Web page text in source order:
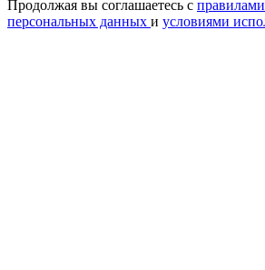
Продолжая вы соглашаетесь с
персональных данных и условиями